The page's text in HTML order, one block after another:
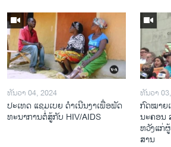
ທັນວາ 04, 2024
ປະ​ເທດ ແຊມ​ເບຍ ດຳ​ເນີນ​ງາ​ເພື່ອ​ພັດ​
ທະ​ນາ​ການ​ຕໍ່​ສູ້​ກັບ​ HIV/AIDS
ທັນວາ
ກົດ​ໝາຍ​
ນະ​ຄອນ
ຫວັງ​ແກ່​
ສານ